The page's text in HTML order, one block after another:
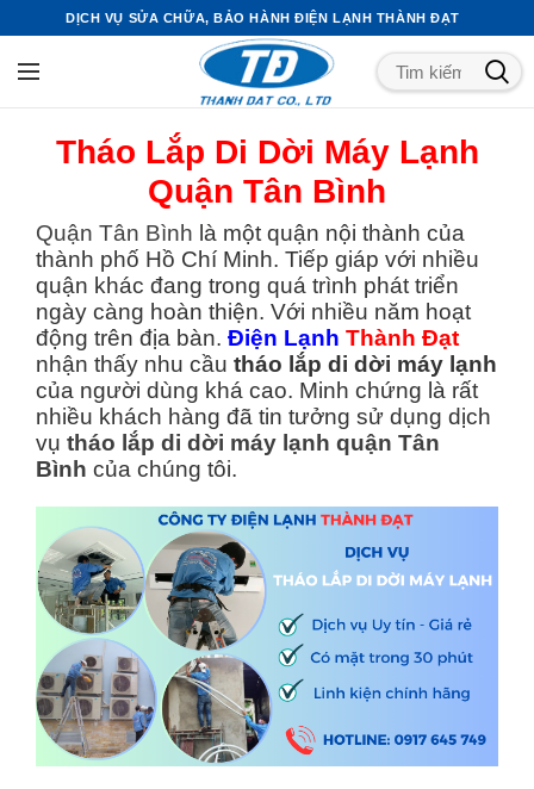
DỊCH VỤ SỬA CHỮA, BẢO HÀNH ĐIỆN LẠNH THÀNH ĐẠT
Tháo Lắp Di Dời Máy Lạnh
Quận Tân Bình
Quận Tân Bình là một quận nội thành của
thành phố Hồ Chí Minh. Tiếp giáp với nhiều
quận khác đang trong quá trình phát triển
ngày càng hoàn thiện. Với nhiều năm hoạt
động trên địa bàn. Điện Lạnh Thành Đạt
nhận thấy nhu cầu tháo lắp di dời máy lạnh
của người dùng khá cao. Minh chứng là rất
nhiều khách hàng đã tin tưởng sử dụng dịch
vụ tháo lắp di dời máy lạnh quận Tân
Bình của chúng tôi.